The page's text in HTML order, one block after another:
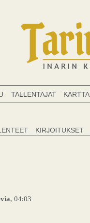
TALLENTAJAT KARTTA
KIRJOITUKSET
, 04:03